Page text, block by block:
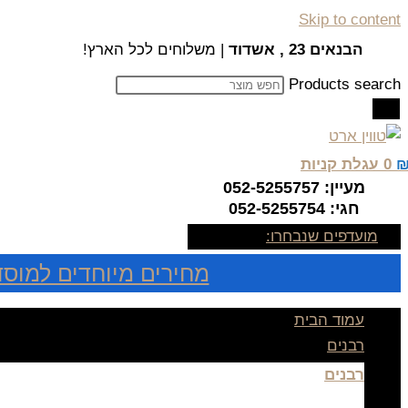
Skip to content
הבנאים 23 , אשדוד
| משלוחים לכל הארץ!
Products search
0 עגלת קניות
מעיין: 052-5255757
חגי: 052-5255754
מועדפים שנבחרו:
מחירים מיוחדים
עמוד הבית
רבנים
רבנים